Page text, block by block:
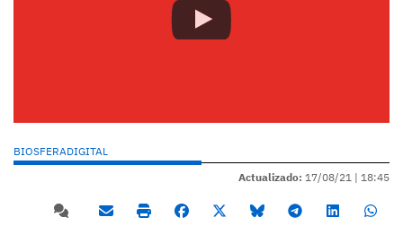
BIOSFERADIGITAL
Actualizado: 17/08/21 | 18:45